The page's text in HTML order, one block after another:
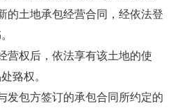
的土地承包经营合同，经依法登
营权后，依法享有该土地的使
臵权。
发包方签订的承包合同所约定的